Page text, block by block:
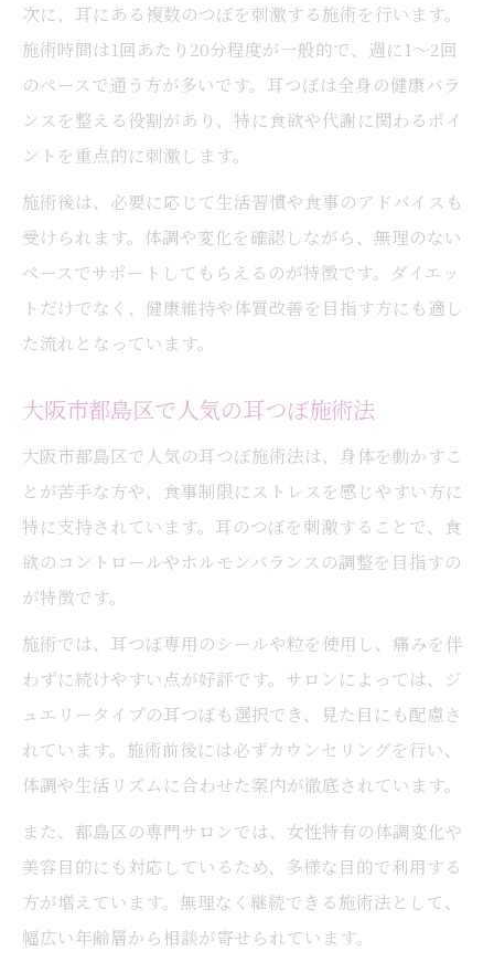
次に、耳にある複数のつぼを刺激する施術を行います。
施術時間は1回あたり20分程度が一般的で、週に1～2回
のペースで通う方が多いです。耳つぼは全身の健康バラ
ンスを整える役割があり、特に食欲や代謝に関わるポイ
ントを重点的に刺激します。
施術後は、必要に応じて生活習慣や食事のアドバイスも
受けられます。体調や変化を確認しながら、無理のない
ペースでサポートしてもらえるのが特徴です。ダイエッ
トだけでなく、健康維持や体質改善を目指す方にも適し
た流れとなっています。
大阪市都島区で人気の耳つぼ施術法
大阪市都島区で人気の耳つぼ施術法は、身体を動かすこ
とが苦手な方や、食事制限にストレスを感じやすい方に
特に支持されています。耳のつぼを刺激することで、食
欲のコントロールやホルモンバランスの調整を目指すの
が特徴です。
施術では、耳つぼ専用のシールや粒を使用し、痛みを伴
わずに続けやすい点が好評です。サロンによっては、ジ
ュエリータイプの耳つぼも選択でき、見た目にも配慮さ
れています。施術前後には必ずカウンセリングを行い、
体調や生活リズムに合わせた案内が徹底されています。
また、都島区の専門サロンでは、女性特有の体調変化や
美容目的にも対応しているため、多様な目的で利用する
方が増えています。無理なく継続できる施術法として、
幅広い年齢層から相談が寄せられています。